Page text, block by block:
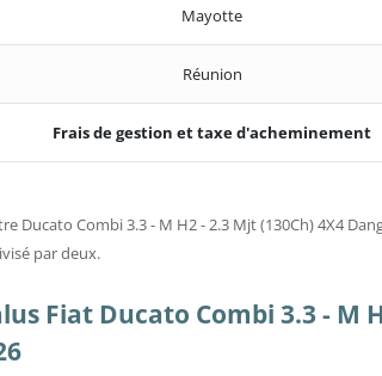
Mayotte
Réunion
Frais de gestion et taxe d'acheminement
Ducato Combi 3.3 - M H2 - 2.3 Mjt (130Ch) 4X4
par deux.
Fiat Ducato Combi 3.3 - M